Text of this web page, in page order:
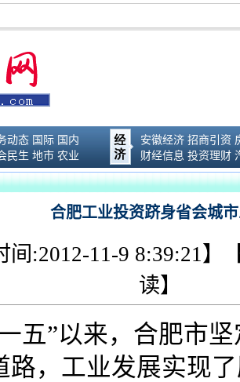
动态 国际 国内
民生 地市 农业
安徽经济 招商引资
财经信息 投资理财
合肥工业投资跻身省会城
间:2012-11-9 8:39:21】
读】
”以来，合肥市坚
路，工业发展实现